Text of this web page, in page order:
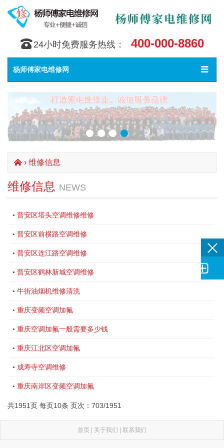
󰇯 24小时免费服务热线： 400-000-8860
Toggle
󰀥
杨师傅家电维修网
󰄫 › 维修信息
维修信息 NEWS
• 晋安区塔头空调维修维修
• 晋安区前横路空调维修
• 晋安区连江路空调维修
• 晋安区鹤林新城空调维修
• 牛街油烟机维修清洗
• 重庆变频空调加氟
• 重庆空调加氟一般需要多少钱
• 重庆江北区空调加氟
• 成寿寺空调维修
• 重庆南岸区变频空调加氟
共1951页 每页10条 页次：703/1951
首页 | 关于我们 | 联系我们
